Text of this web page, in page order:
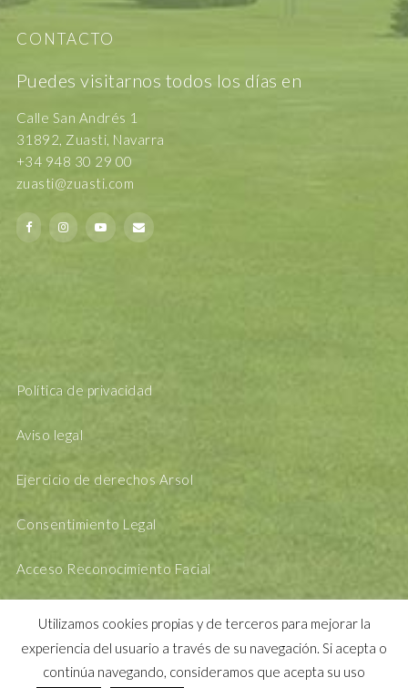
CONTACTO
Puedes visitarnos todos los días en
Calle San Andrés 1
31892, Zuasti, Navarra
+34 948 30 29 00
zuasti@zuasti.com
Política de privacidad
Aviso legal
Ejercicio de derechos Arsol
Consentimiento Legal
Acceso Reconocimiento Facial
Utilizamos cookies propias y de terceros para mejorar la
experiencia del usuario a través de su navegación. Si acepta o
continúa navegando, consideramos que acepta su uso